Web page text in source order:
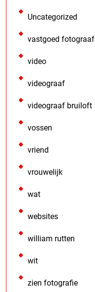
Uncategorized
vastgoed fotograaf
video
videograaf
videograaf bruiloft
vossen
vriend
vrouwelijk
wat
websites
william rutten
wit
zien fotografie